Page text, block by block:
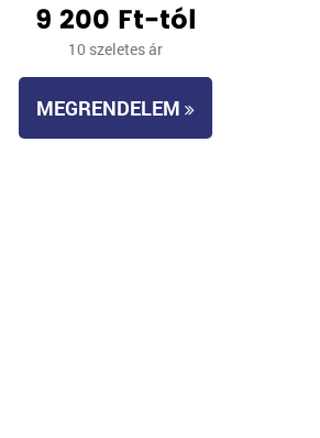
9 200 Ft-tól
10 szeletes ár
MEGRENDELEM